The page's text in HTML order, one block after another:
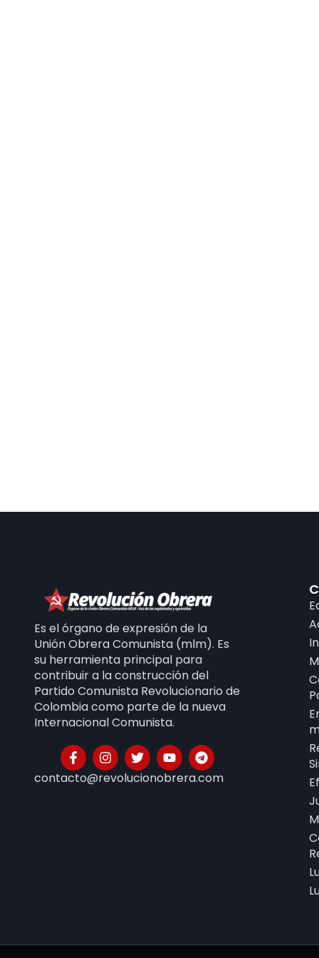
Es el órgano de expresión de la
Unión Obrera Comunista (mlm). Es
su herramienta principal para
contribuir a la construcción del
Partido Comunista Revolucionario de
Colombia como parte de la nueva
Internacional Comunista.
contacto@revolucionobrera.com